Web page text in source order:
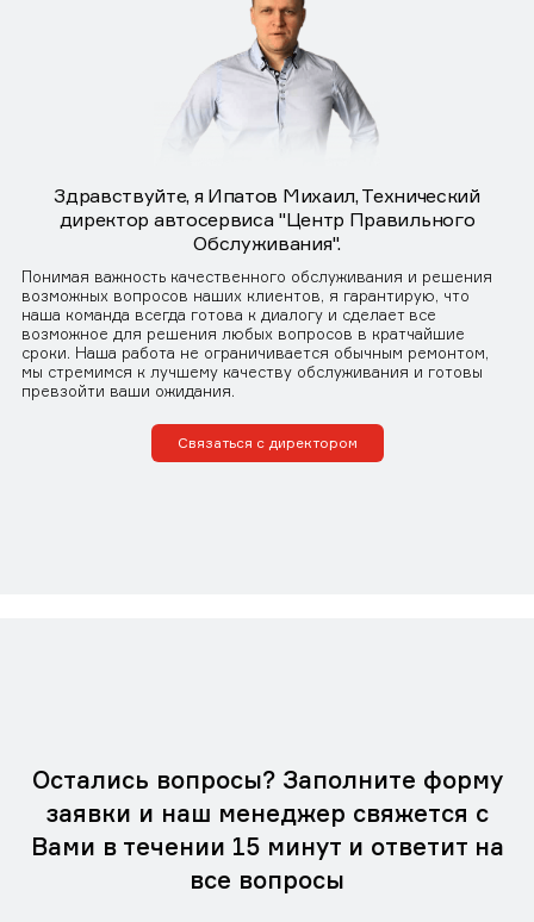
Здравствуйте, я Ипатов Михаил, Технический
директор автосервиса "Центр Правильного
Обслуживания".
Понимая важность качественного обслуживания и решения
возможных вопросов наших клиентов, я гарантирую, что
наша команда всегда готова к диалогу и сделает все
возможное для решения любых вопросов в кратчайшие
сроки. Наша работа не ограничивается обычным ремонтом,
мы стремимся к лучшему качеству обслуживания и готовы
превзойти ваши ожидания.
Связаться с директором
Остались вопросы? Заполните форму
заявки и наш менеджер свяжется с
Вами в течении 15 минут и ответит на
все вопросы